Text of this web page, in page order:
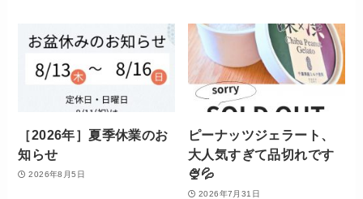
［2026年］夏季休業のお
知らせ
2026年8月5日
ピーナッツジェラート、
大人気すぎて品切れです
🍨💦
2026年7月31日